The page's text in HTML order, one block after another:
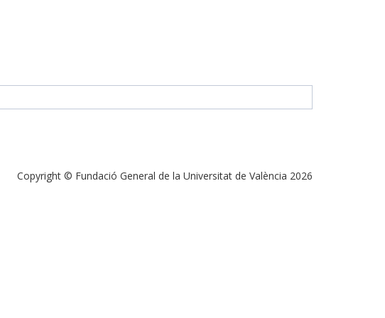
Copyright © Fundació General de la Universitat de València 2026